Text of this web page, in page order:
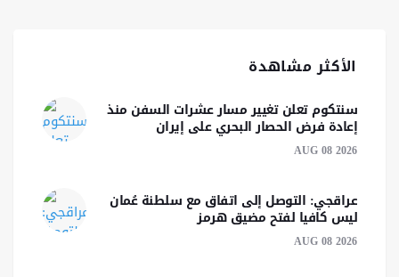
الأكثر مشاهدة
سنتكوم تعلن تغيير مسار عشرات السفن منذ
إعادة فرض الحصار البحري على إيران
AUG 08 2026
عراقجي: التوصل إلى اتفاق مع سلطنة عُمان
ليس كافيا لفتح مضيق هرمز
AUG 08 2026